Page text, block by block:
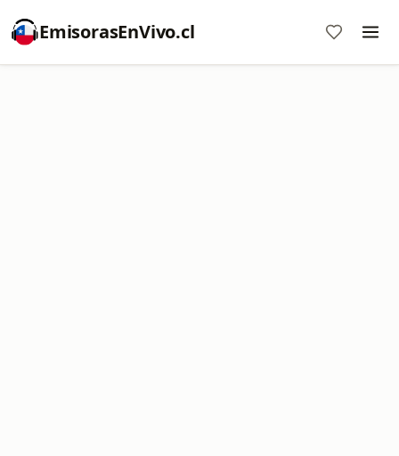
EmisorasEnVivo.cl